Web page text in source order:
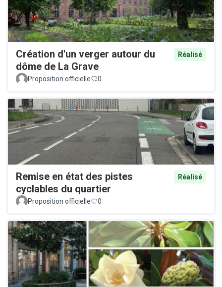
Création d'un verger autour du
dôme de La Grave
Réalisé
Proposition officielle 0
Remise en état des pistes
cyclables du quartier
Réalisé
Proposition officielle 0